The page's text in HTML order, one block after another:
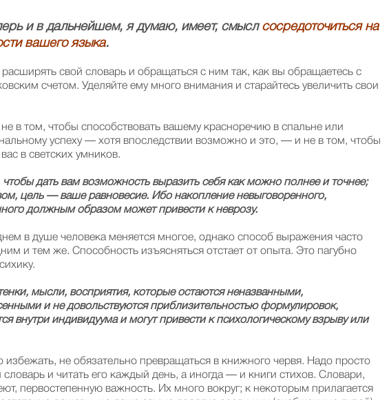
и в дальнейшем, я думаю, имеет, смысл сосредоточиться на
вашего языка.
расширять свой словарь и обращаться с ним так, как вы обращаетесь с
счетом. Уделяйте ему много внимания и старайтесь увеличить свои
не в том, чтобы способствовать вашему красноречию в спальне или
успеху — хотя впоследствии возможно и это, — и не в том, чтобы
в светских умников.
дать вам возможность выразить себя как можно полнее и точнее;
цель — ваше равновесие. Ибо накопление невыговоренного,
должным образом может привести к неврозу.
в душе человека меняется многое, однако способ выражения часто
и тем же. Способность изъясняться отстает от опыта. Это пагубно
мысли, восприятия, которые остаются неназванными,
и не довольствуются приблизительностью формулировок,
внутри индивидуума и могут привести к психологическому взрыву или
избежать, не обязательно превращаться в книжного червя. Надо просто
словарь и читать его каждый день, а иногда — и книги стихов. Словари,
первостепенную важность. Их много вокруг; к некоторым прилагается